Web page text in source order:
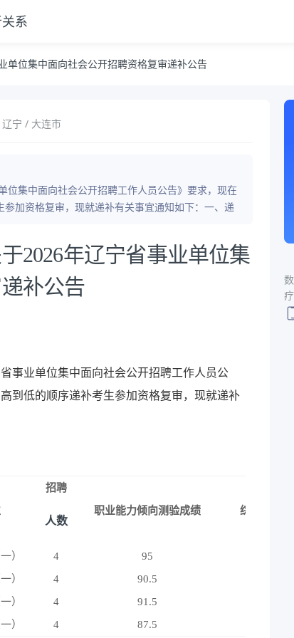
系
单位集中面向社会公开招聘资格复审递补公告
宁 / 大连市
集中面向社会公开招聘工作人员公告》要求，现在
加资格复审，现就递补有关事宜通知如下：一、递
2026年辽宁省事业单位集
补公告
事业单位集中面向社会公开招聘工作人员公
到低的顺序递补考生参加资格复审，现就递补
招聘
人数
职业能力倾向测验成绩 综合应用能
） 4 95
） 4 90.5
） 4 91.5
） 4 87.5